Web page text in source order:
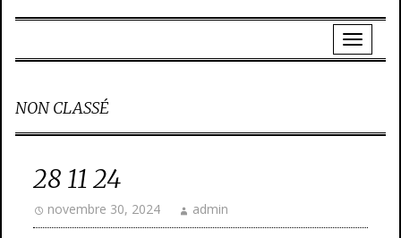
NON CLASSÉ
28 11 24
novembre 30, 2024 admin